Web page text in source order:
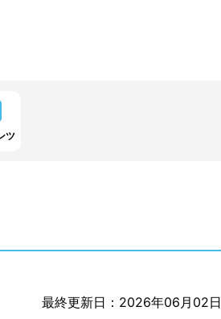
ツ
最終更新日：2026年06月02日